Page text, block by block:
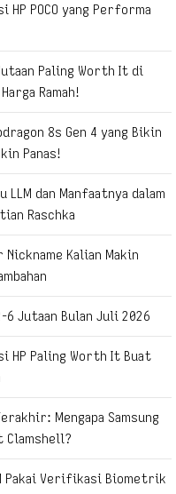
HP POCO yang Performa
Paling Worth It di
Ramah!
8s Gen 4 yang Bikin
Panas!
LLM dan Manfaatnya dalam
Raschka
Nickname Kalian Makin
6 Jutaan Bulan Juli 2026
HP Paling Worth It Buat
Mengapa Samsung
Clamshell?
Pakai Verifikasi Biometrik